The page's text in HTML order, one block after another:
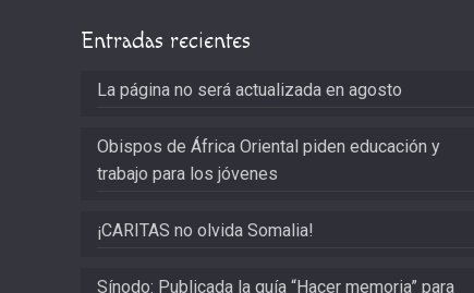
Entradas recientes
La página no será actualizada en agosto
Obispos de África Oriental piden educación y
trabajo para los jóvenes
¡CARITAS no olvida Somalia!
Sínodo: Publicada la guía “Hacer memoria” para